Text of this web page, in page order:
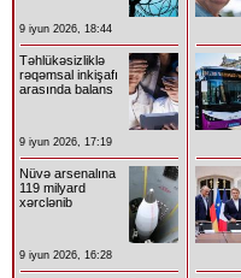
9 iyun 2026, 18:44
Təhlükəsizliklə
rəqəmsal inkişafı
arasında balans
9 iyun 2026, 17:19
Nüvə arsenalına
119 milyard
xərclənib
9 iyun 2026, 16:28